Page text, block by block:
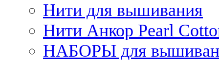
Нити для вышивания
Нити Анкор Pearl
НАБОРЫ для